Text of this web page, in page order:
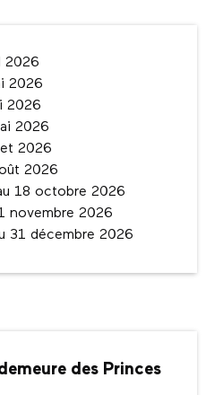
2026
2026
2026
2026
2026
2026
18 octobre 2026
novembre 2026
31 décembre 2026
des Princes